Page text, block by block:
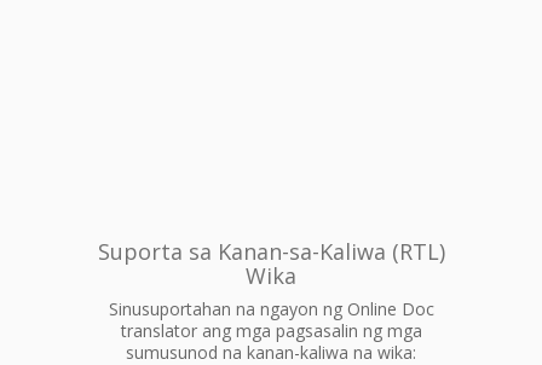
Suporta sa Kanan-sa-Kaliwa (RTL)
Wika
Sinusuportahan na ngayon ng Online Doc
translator ang mga pagsasalin ng mga
sumusunod na kanan-kaliwa na wika: